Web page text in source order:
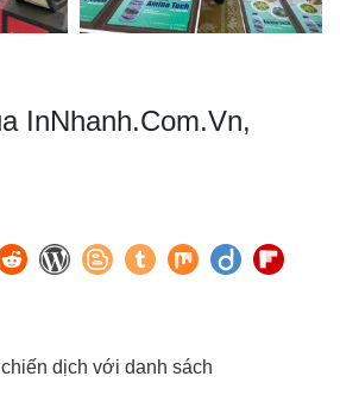
InNhanh.Com.Vn,
dịch với danh sách